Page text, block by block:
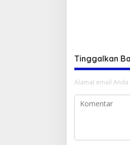
Tinggalkan
Alamat email